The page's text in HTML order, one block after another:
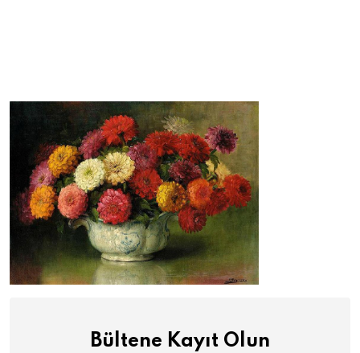
Bültene Kayıt Olun